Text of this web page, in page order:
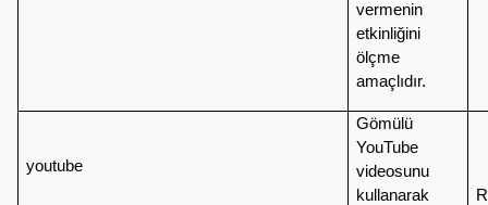
vermenin
etkinliğini
ölçme
amaçlıdır.
youtube
Gömülü
YouTube
videosunu
kullanarak